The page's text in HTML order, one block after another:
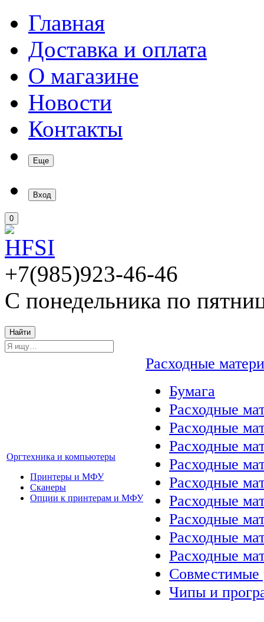
Главная
Доставка и оплата
О магазине
Новости
Контакты
Еще
Вход
0
+7(985)923-46-46
С понедельника по
Найти
Оргтехника и компьютеры
Принтеры и МФУ
Сканеры
Опции к принтерам и МФУ
Расходные
Бумага
Расходные
Расходные
Расходные
Расходные
Расходные
Расходные
Расходные
Расходные
Расходные
Совместимые
Чипы и